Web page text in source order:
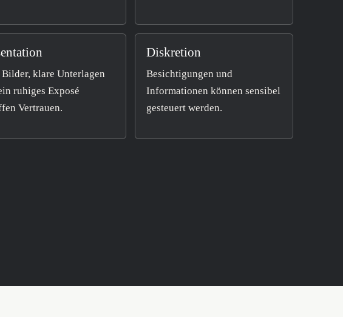
Bilder, klare Unterlagen
ruhiges Exposé
Vertrauen.
Diskretion
Besichtigungen und
Informationen können sensibel
gesteuert werden.